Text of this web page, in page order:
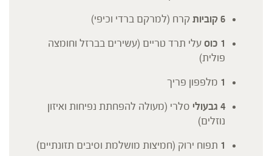
6 קוביות
קרח (למרקם ברדי וכיפי)
1 כוס
עלי תרד טריים (עשירים בברזל וחומצה
פולית)
1 מלפפון פריך
4 גבעולי
סלרי (מעולה להפחתת נפיחות ואיזון
נוזלים)
1 תפוח ירוק (חמיצות מושלמת וסיבים תזונתיים)